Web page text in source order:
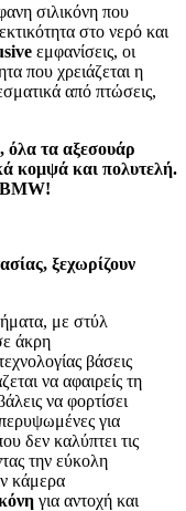
σιλικόνη που
στο νερό και
εμφανίσεις, οι
που χρειάζεται η
από πτώσεις,
όλα τα αξεσουάρ
κομψά και πολυτελή.
BMW!
ξεχωρίζουν
με στύλ
άκρη
βάσεις
να αφαιρείς τη
να φορτίσει
για
δεν καλύπτει τις
την εύκολη
κάμερα
για αντοχή και